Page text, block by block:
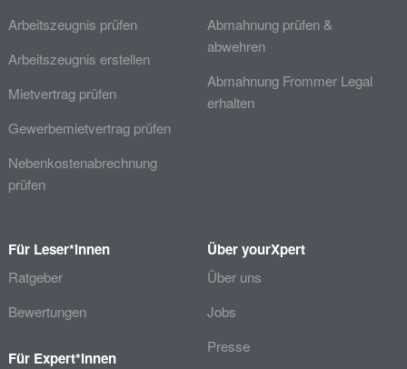
Arbeitszeugnis prüfen
Arbeitszeugnis erstellen
Mietvertrag prüfen
Gewerbemietvertrag prüfen
Nebenkostenabrechnung
prüfen
Abmahnung prüfen &
abwehren
Abmahnung Frommer Legal
erhalten
Für Leser*innen
Ratgeber
Bewertungen
Für Expert*innen
Über yourXpert
Über uns
Jobs
Presse